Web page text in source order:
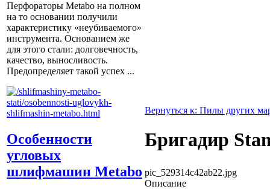
Перфораторы Metabo на полном
на то основании получили
характеристику «неубиваемого»
инструмента. Основанием же
для этого стали: долговечность,
качество, выносливость.
Предопределяет такой успех ...
Особенности
угловых
шлифмашин Metabo
Вернуться к: Пилы других
Бригадир
pic_529314c42ab22.jpg
Описание